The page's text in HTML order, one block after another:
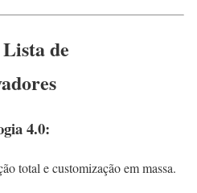
de
4.0:
total e customização em massa.